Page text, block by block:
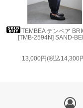
TEMBEA テンベア
[TMB-2594N] SAND-
13,000円(税込14,300